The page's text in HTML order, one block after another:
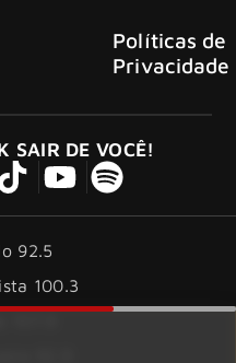
Políticas de
Privacidade
SAIR DE VOCÊ!
92.5
100.3